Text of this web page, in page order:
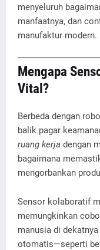
menyeluruh
manfaatnya, dan
manufaktur modern.
Mengapa
Vital?
Berbeda dengan
balik pagar
ruang kerja dengan
bagaimana
mengorbankan
Sensor kolaboratif
memungkinkan
manusia di
otomatis—seperti